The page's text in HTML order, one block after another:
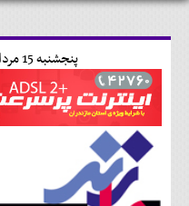
پنجشنبه 15 مرداد 1405-23:2-